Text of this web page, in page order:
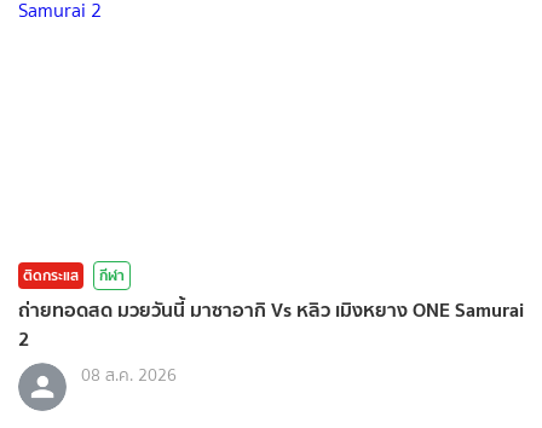
ติดกระแส กีฬา
ถ่ายทอดสด มวยวันนี้ มาซาอากิ Vs หลิว เมิงหยาง ONE Samurai
2
08 ส.ค. 2026